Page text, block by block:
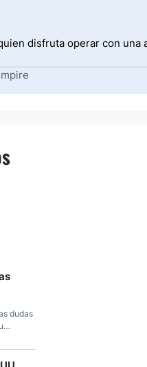
disfruta operar con una
dudas